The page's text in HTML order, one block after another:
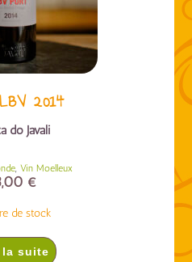
2014
do Javali
, Vin Moelleux
€
de stock
la suite